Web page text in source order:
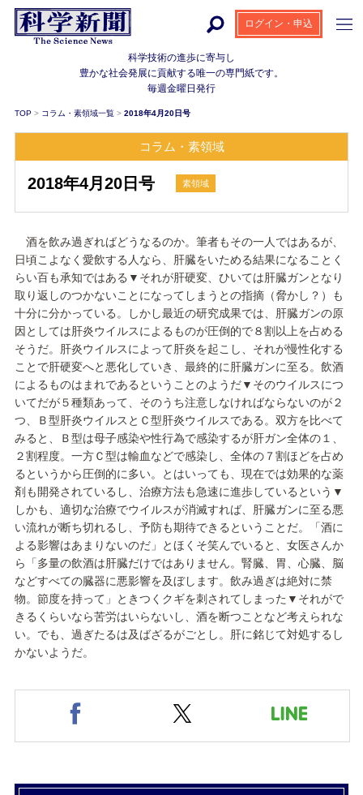
科学技術の進歩に寄与し
豊かな社会発展に貢献する唯一の専門紙です。
毎週金曜日発行
ログイン・申込
TOP > コラム・素領域一覧 > 2018年4月20日号
コラム・素領域
2018年4月20日号 素領域
酒を飲み過ぎればどうなるのか。筆者もその一人ではあるが、
日頃こよなく愛飲する人なら、肝臓をいためる結果になることく
らい百も承知ではある▼それが肝硬変、ひいては肝臓ガンとなり
取り返しのつかないことになってしまうとの指摘（脅かし？）も
十分に分かっている。しかし最近の研究成果では、肝臓ガンの原
因としては肝炎ウイルスによるものが圧倒的で８割以上を占める
そうだ。肝炎ウイルスによって肝炎を起こし、それが慢性化する
ことで肝硬変へと悪化していき、最終的に肝臓ガンに至る。飲酒
によるものはまれであるということのようだ▼そのウイルスにつ
いてだが５種類あって、そのうち注意しなければならないのが２
つ、Ｂ型肝炎ウイルスとＣ型肝炎ウイルスである。双方を比べて
みると、Ｂ型は母子感染や性行為で感染するが肝ガン全体の１、
２割程度。一方Ｃ型は輸血などで感染し、全体の７割ほどを占め
るというから圧倒的に多い。とはいっても、現在では効果的な薬
剤も開発されているし、治療方法も急速に進歩しているという▼
しかも、適切な治療でウイルスが消滅すれば、肝臓ガンに至る悪
い流れが断ち切れるし、予防も期待できるということだ。「酒に
よる影響はあまりないのだ」とほくそ笑んでいると、女医さんか
ら「多量の飲酒は肝臓だけではありません。腎臓、胃、心臓、脳
などすべての臓器に悪影響を及ぼします。飲み過ぎは絶対に禁
物。節度を持って」ときつくクギを刺されてしまった▼それがで
きるくらいなら苦労はいらないし、酒を断つことなど考えられな
い。でも、過ぎたるは及ばざるがごとし。肝に銘じて対処するし
かないようだ。